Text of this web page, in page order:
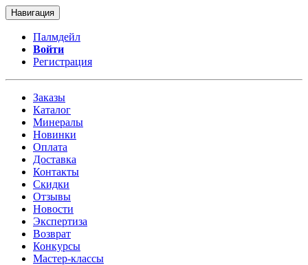
Навигация
Палмдейл
Войти
Регистрация
Заказы
Каталог
Минералы
Новинки
Оплата
Доставка
Контакты
Скидки
Отзывы
Новости
Экспертиза
Возврат
Конкурсы
Мастер-классы